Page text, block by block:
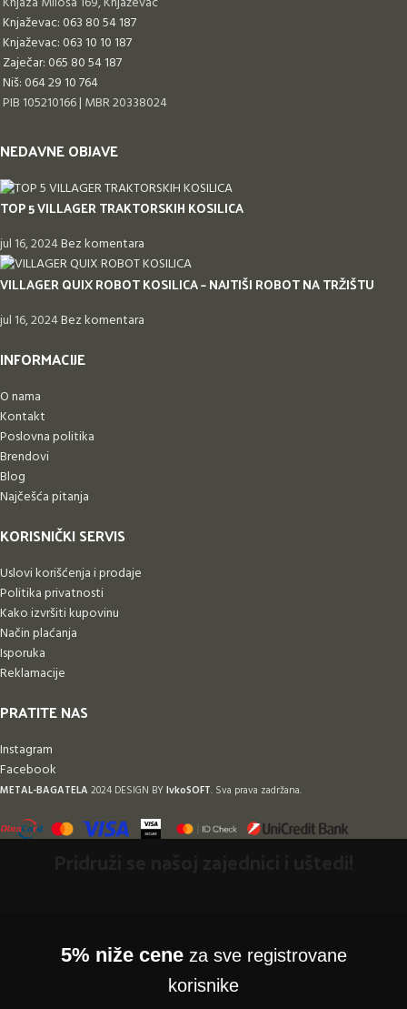
Knjaževac: 063 80 54 187
Knjaževac: 063 10 10 187
Zaječar: 065 80 54 187
Niš: 064 29 10 764
PIB 105210166 | MBR 20338024
NEDAVNE OBJAVE
TOP 5 VILLAGER TRAKTORSKIH KOSILICA
jul 16, 2024Bez komentara
VILLAGER QUIX ROBOT KOSILICA – NAJTIŠI ROBOT NA TRŽIŠTU
jul 16, 2024Bez komentara
INFORMACIJE
O nama
Kontakt
Poslovna politika
Brendovi
Blog
Najčešća pitanja
KORISNIČKI SERVIS
Uslovi korišćenja i prodaje
Politika privatnosti
Kako izvršiti kupovinu
Način plaćanja
Isporuka
Reklamacije
PRATITE NAS
Instagram
Facebook
METAL-BAGATELA 2024 DESIGN BYIvkoSOFT. Sva prava zadržana.
5% niže ceneza sve registrovane
korisnike